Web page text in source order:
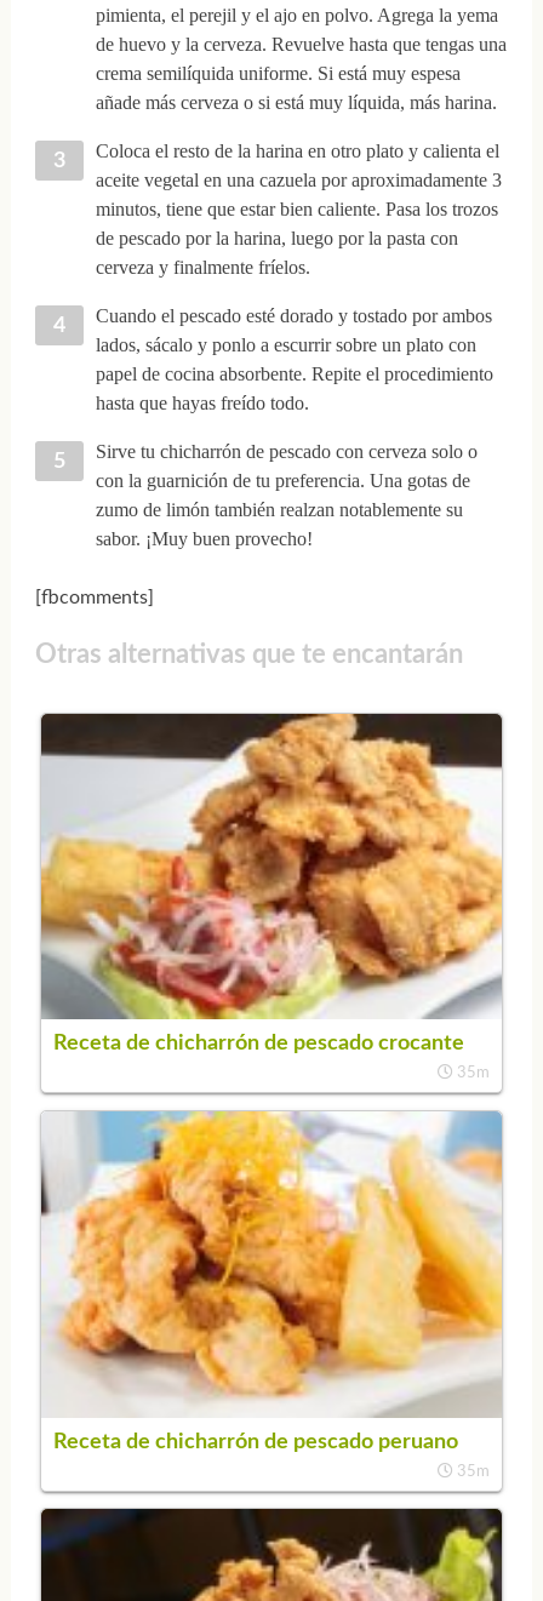
pimienta, el perejil y el ajo en polvo. Agrega la yema
de huevo y la cerveza. Revuelve hasta que tengas una
crema semilíquida uniforme. Si está muy espesa
añade más cerveza o si está muy líquida, más harina.
Coloca el resto de la harina en otro plato y calienta el
aceite vegetal en una cazuela por aproximadamente 3
minutos, tiene que estar bien caliente. Pasa los trozos
de pescado por la harina, luego por la pasta con
cerveza y finalmente fríelos.
Cuando el pescado esté dorado y tostado por ambos
lados, sácalo y ponlo a escurrir sobre un plato con
papel de cocina absorbente. Repite el procedimiento
hasta que hayas freído todo.
Sirve tu chicharrón de pescado con cerveza solo o
con la guarnición de tu preferencia. Una gotas de
zumo de limón también realzan notablemente su
sabor. ¡Muy buen provecho!
[fbcomments]
Otras alternativas que te encantarán
Receta de chicharrón de pescado crocante
35m
Receta de chicharrón de pescado peruano
35m